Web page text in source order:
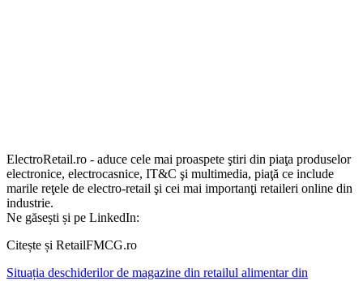
ElectroRetail.ro - aduce cele mai proaspete ştiri din piaţa produselor
electronice, electrocasnice, IT&C şi multimedia, piaţă ce include
marile reţele de electro-retail şi cei mai importanţi retaileri online din
industrie.
Ne găsești și pe LinkedIn:
Citește și RetailFMCG.ro
Situația deschiderilor de magazine din retailul alimentar din